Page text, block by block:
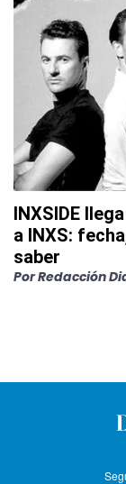
INXSIDE
a INXS:
saber
PorRedacción